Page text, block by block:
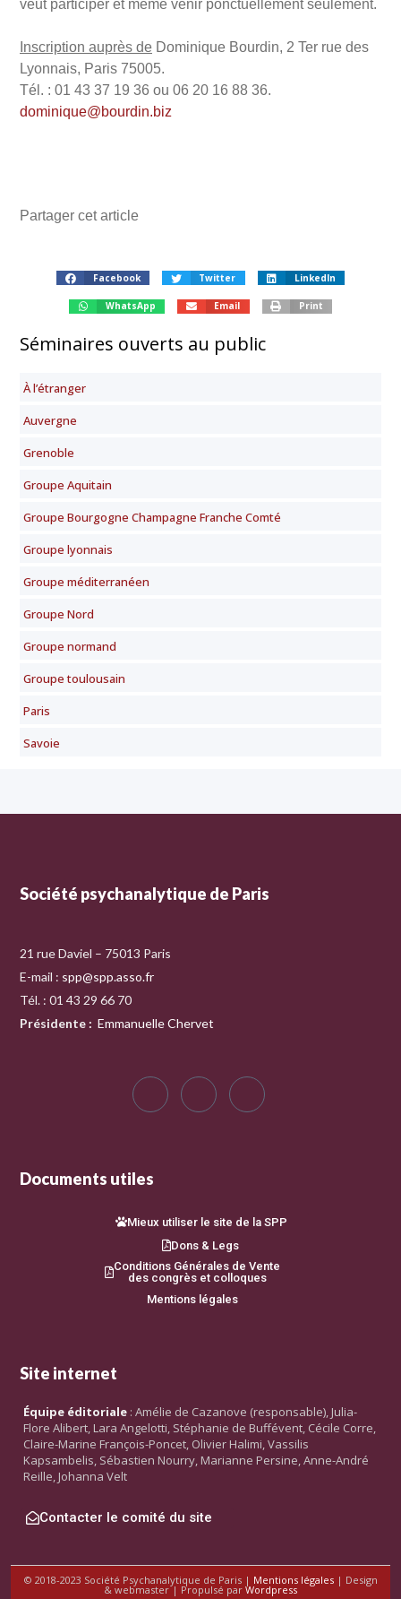
veut participer et même venir ponctuellement seulement.
Inscription auprès de Dominique Bourdin, 2 Ter rue des
Lyonnais, Paris 75005.
Tél. : 01 43 37 19 36 ou 06 20 16 88 36.
dominique@bourdin.biz
Partager cet article
Facebook Twitter LinkedIn
WhatsApp Email Print
Séminaires ouverts au public
À l’étranger
Auvergne
Grenoble
Groupe Aquitain
Groupe Bourgogne Champagne Franche Comté
Groupe lyonnais
Groupe méditerranéen
Groupe Nord
Groupe normand
Groupe toulousain
Paris
Savoie
Société psychanalytique de Paris
21 rue Daviel – 75013 Paris
E-mail : spp@spp.asso.fr
Tél. : 01 43 29 66 70
Présidente : Emmanuelle Chervet
Documents utiles
Mieux utiliser le site de la SPP
Dons & Legs
Conditions Générales de Vente
des congrès et colloques
Mentions légales
Site internet
Équipe éditoriale : Amélie de Cazanove (responsable), Julia-
Flore Alibert, Lara Angelotti, Stéphanie de Buffévent, Cécile Corre,
Claire-Marine François-Poncet, Olivier Halimi, Vassilis
Kapsambelis, Sébastien Nourry, Marianne Persine, Anne-André
Reille, Johanna Velt
Contacter le comité du site
© 2018-2023 Société Psychanalytique de Paris | Mentions légales| Design
& webmaster | Propulsé par Wordpress